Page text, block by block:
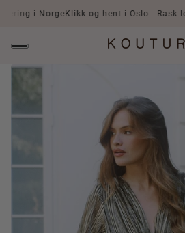
i NorgeKlikk og hent i Oslo - Rask